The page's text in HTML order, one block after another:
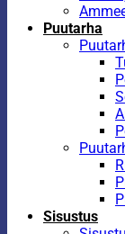
Puutarha
Sisustus